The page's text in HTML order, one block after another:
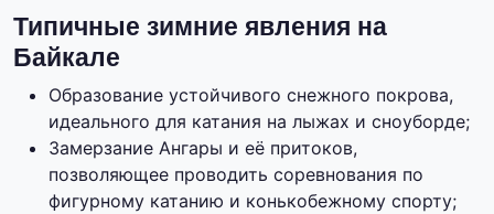
Типичные зимние явления на
Байкале
Образование устойчивого снежного покрова,
идеального для катания на лыжах и сноуборде;
Замерзание Ангары и её притоков,
позволяющее проводить соревнования по
фигурному катанию и конькобежному спорту;